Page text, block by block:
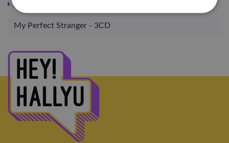
SALE
My Perfect Stranger - 3CD